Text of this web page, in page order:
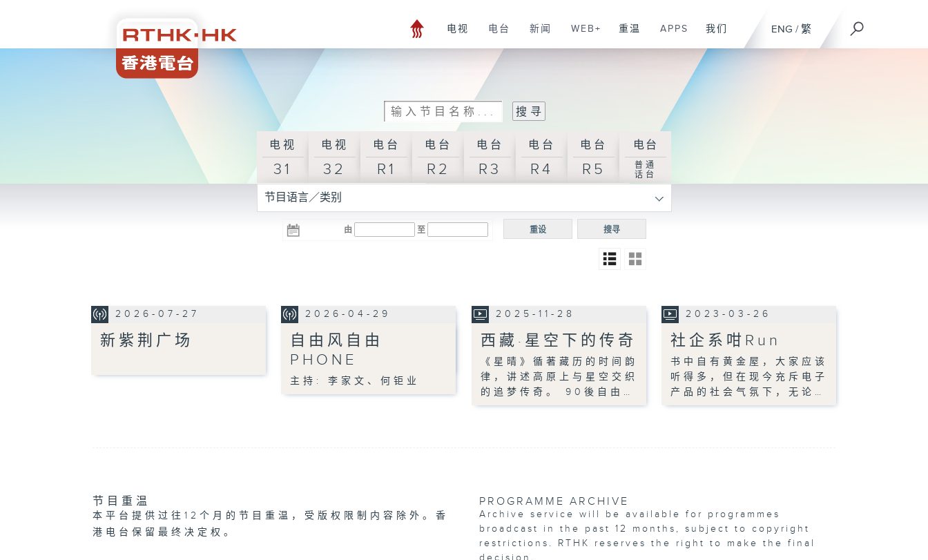
ENG / 繁
电视 电台 新闻 WEB+ 重温 APPS 我们
电视
31
电视
32
电台
R1
电台
R2
电台
R3
电台
R4
电台
R5
电台
普通
话台
节目语言／类别
由 至 搜寻
重设
2026-07-27
新紫荆广场
2026-04-29
自由风自由
PHONE
主持: 李家文、何钜业
2025-11-28
西藏·星空下的传奇
《星晴》循著藏历的时间韵
律，讲述高原上与星空交织
的追梦传奇。 90後自由…
2023-03-26
社企系咁Run
书中自有黄金屋，大家应该
听得多，但在现今充斥电子
产品的社会气氛下，无论…
节目重温
本平台提供过往12个月的节目重温，受版权限制内容除外。香
港电台保留最终决定权。
PROGRAMME ARCHIVE
Archive service will be available for programmes
broadcast in the past 12 months, subject to copyright
restrictions. RTHK reserves the right to make the final
decision.